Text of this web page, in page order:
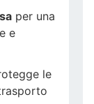
per una
e
le